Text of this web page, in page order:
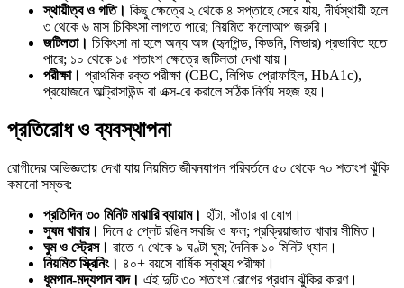
স্থায়ীত্ব ও গতি। কিছু ক্ষেত্রে ২ থেকে ৪ সপ্তাহে সেরে যায়, দীর্ঘস্থায়ী হলে
৩ থেকে ৬ মাস চিকিৎসা লাগতে পারে; নিয়মিত ফলোআপ জরুরি।
জটিলতা। চিকিৎসা না হলে অন্য অঙ্গ (হৃদপিন্ড, কিডনি, লিভার) প্রভাবিত হতে
পারে; ১০ থেকে ১৫ শতাংশ ক্ষেত্রে জটিলতা দেখা যায়।
পরীক্ষা। প্রাথমিক রক্ত পরীক্ষা (CBC, লিপিড প্রোফাইল, HbA1c),
প্রয়োজনে আল্ট্রাসাউন্ড বা এক্স-রে করালে সঠিক নির্ণয় সহজ হয়।
প্রতিরোধ ও ব্যবস্থাপনা
রোগীদের অভিজ্ঞতায় দেখা যায় নিয়মিত জীবনযাপন পরিবর্তনে ৫০ থেকে ৭০ শতাংশ ঝুঁকি
কমানো সম্ভব:
প্রতিদিন ৩০ মিনিট মাঝারি ব্যায়াম। হাঁটা, সাঁতার বা যোগ।
সুষম খাবার। দিনে ৫ প্লেট রঙিন সবজি ও ফল; প্রক্রিয়াজাত খাবার সীমিত।
ঘুম ও স্ট্রেস। রাতে ৭ থেকে ৯ ঘণ্টা ঘুম; দৈনিক ১০ মিনিট ধ্যান।
নিয়মিত স্ক্রিনিং। ৪০+ বয়সে বার্ষিক স্বাস্থ্য পরীক্ষা।
ধূমপান-মদ্যপান বাদ। এই দুটি ৩০ শতাংশ রোগের প্রধান ঝুঁকির কারণ।